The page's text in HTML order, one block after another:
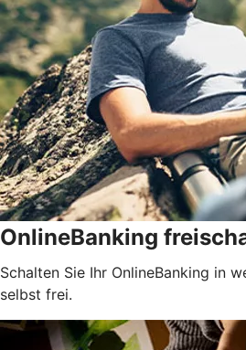
OnlineBanking
Schalten Sie Ihr OnlineBanking in
selbst frei.